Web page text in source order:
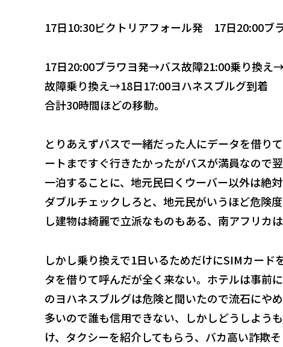
17日10:30ビクトリアフォール発 17日20:00ブ
17日20:00ブラワヨ発→バス故障21:00乗り換え
故障乗り換え→18日17:00ヨハネスブルグ到着
合計30時間ほどの移動。
とりあえずバスで一緒だった人にデータを借り
ートまですぐ行きたかったがバスが満員なので
一泊することに、地元民曰くウーバー以外は絶
ダブルチェックしろと、地元民がいうほど危険
し建物は綺麗で立派なものもある、南アフリカ
しかし乗り換えで1日いるためだけにSIMカー
タを借りて呼んだが全く来ない。ホテルは事前
のヨハネスブルグは危険と聞いたので流石にや
多いので誰も信用できない、しかしどうしよう
け、タクシーを紹介してもらう、バカ高い詐欺